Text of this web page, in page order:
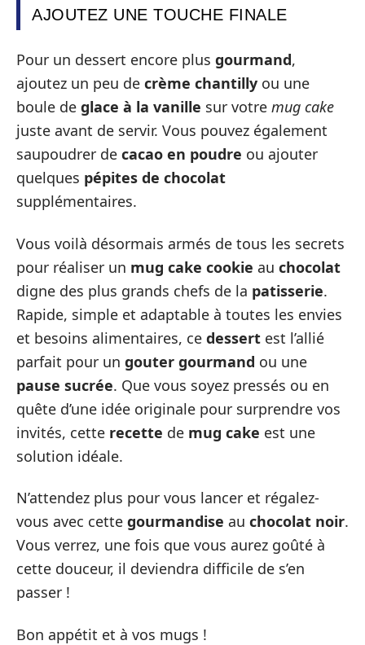
AJOUTEZ UNE TOUCHE FINALE
Pour un dessert encore plus gourmand,
ajoutez un peu de crème chantilly ou une
boule de glace à la vanille sur votre mug cake
juste avant de servir. Vous pouvez également
saupoudrer de cacao en poudre ou ajouter
quelques pépites de chocolat
supplémentaires.
Vous voilà désormais armés de tous les secrets
pour réaliser un mug cake cookie au chocolat
digne des plus grands chefs de la patisserie.
Rapide, simple et adaptable à toutes les envies
et besoins alimentaires, ce dessert est l’allié
parfait pour un gouter gourmand ou une
pause sucrée. Que vous soyez pressés ou en
quête d’une idée originale pour surprendre vos
invités, cette recette de mug cake est une
solution idéale.
N’attendez plus pour vous lancer et régalez-
vous avec cette gourmandise au chocolat noir.
Vous verrez, une fois que vous aurez goûté à
cette douceur, il deviendra difficile de s’en
passer !
Bon appétit et à vos mugs !